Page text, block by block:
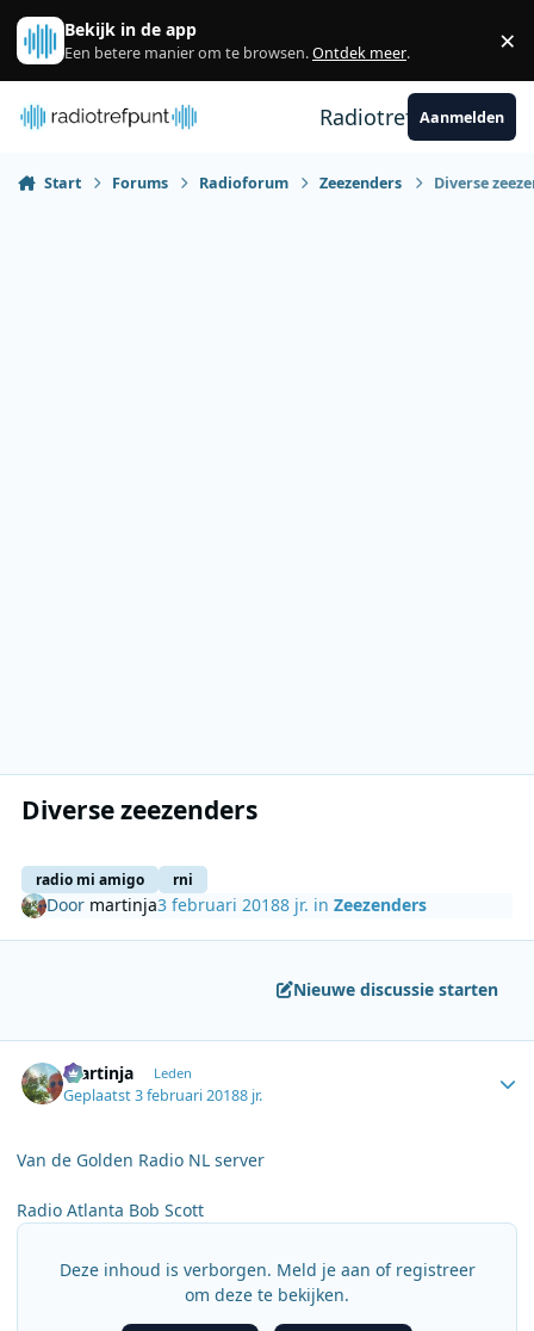
Spring naar bijdragen
Bekijk in de app
Een betere manier om te browsen.Ontdek meer. ×
RadiotrefpuntAanmelden
Start Forums Radioforum Zeezenders Diverse
Diverse zeezenders
radio mi amigo rni
Door martinja3 februari 20188 jr. inZeezenders
Nieuwe discussie starten
martinja Leden
Geplaatst3 februari 20188 jr.
Van de Golden Radio NL server
Radio Atlanta Bob Scott
Deze inhoud is verborgen. Meld je aan of registreer
om deze te bekijken.